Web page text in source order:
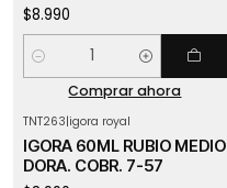
$8.990
Cantidad
Comprar ahora
TNT263|igora royal
IGORA 60ML RUBIO MEDIO
DORA. COBR. 7-57